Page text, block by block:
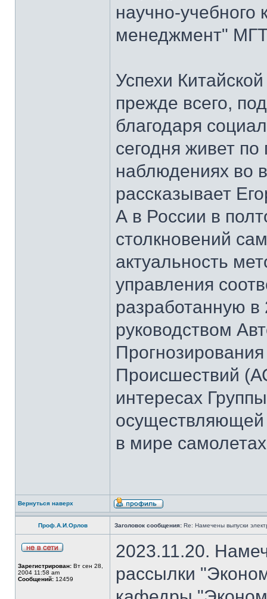
научно-
менеджмент"
Успехи
прежде всего,
благодаря
сегодня живет
наблюдениях во
рассказывает
А в России в
столкновений
актуальность
управления
разработанную
руководством
Происшествий
интересах
осуществляющей
в мире
Вернуться наверх
Проф.А.И.Орлов Заголовок сообщения: Re: Намечены выпуски
Зарегистрирован: Вт сен 28,
2004 11:58 am
Сообщений: 12459
2023.11.20.
рассылки